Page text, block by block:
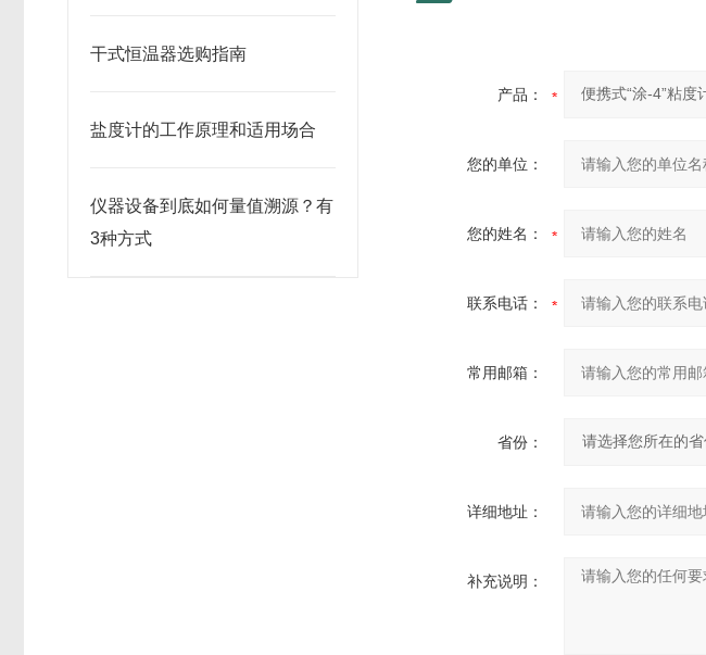
干式恒温器选购指南
盐度计的工作原理和适用场合
仪器设备到底如何量值溯源？有
3种方式
产品：
您的单位：
您的姓名：
联系电话：
常用邮箱：
省份：
详细地址：
补充说明：